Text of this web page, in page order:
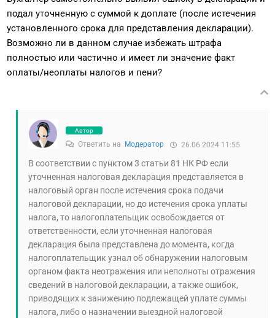
подал уточненную с суммой к доплате (после истечения
установленного срока для представления декларации).
Возможно ли в данном случае избежать штрафа
полностью или частично и имеет ли значение факт
оплаты/неоплаты налогов и пени?
Автор
Ответить на Модератор 26.06.2024 11:55
В соответствии с пунктом 3 статьи 81 НК РФ если
уточненная налоговая декларация представляется в
налоговый орган после истечения срока подачи
налоговой декларации, но до истечения срока уплаты
налога, то налогоплательщик освобождается от
ответственности, если уточненная налоговая
декларация была представлена до момента, когда
налогоплательщик узнал об обнаружении налоговым
органом факта неотражения или неполноты отражения
сведений в налоговой декларации, а также ошибок,
приводящих к занижению подлежащей уплате суммы
налога, либо о назначении выездной налоговой